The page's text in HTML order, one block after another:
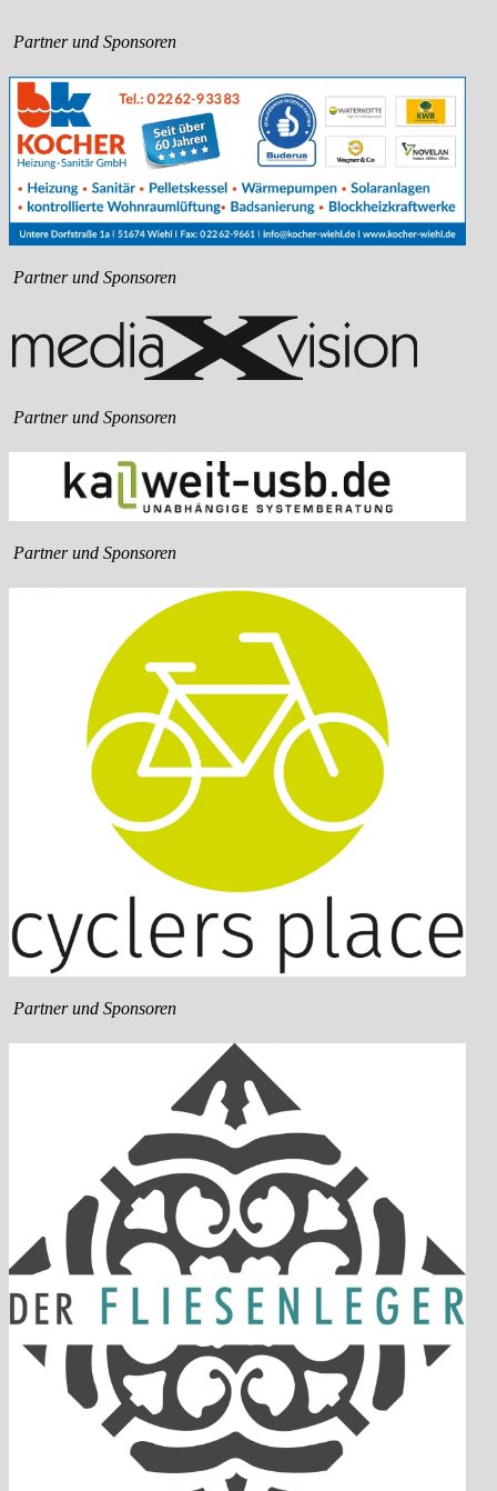
Partner und Sponsoren
Partner und Sponsoren
Partner und Sponsoren
Partner und Sponsoren
Partner und Sponsoren